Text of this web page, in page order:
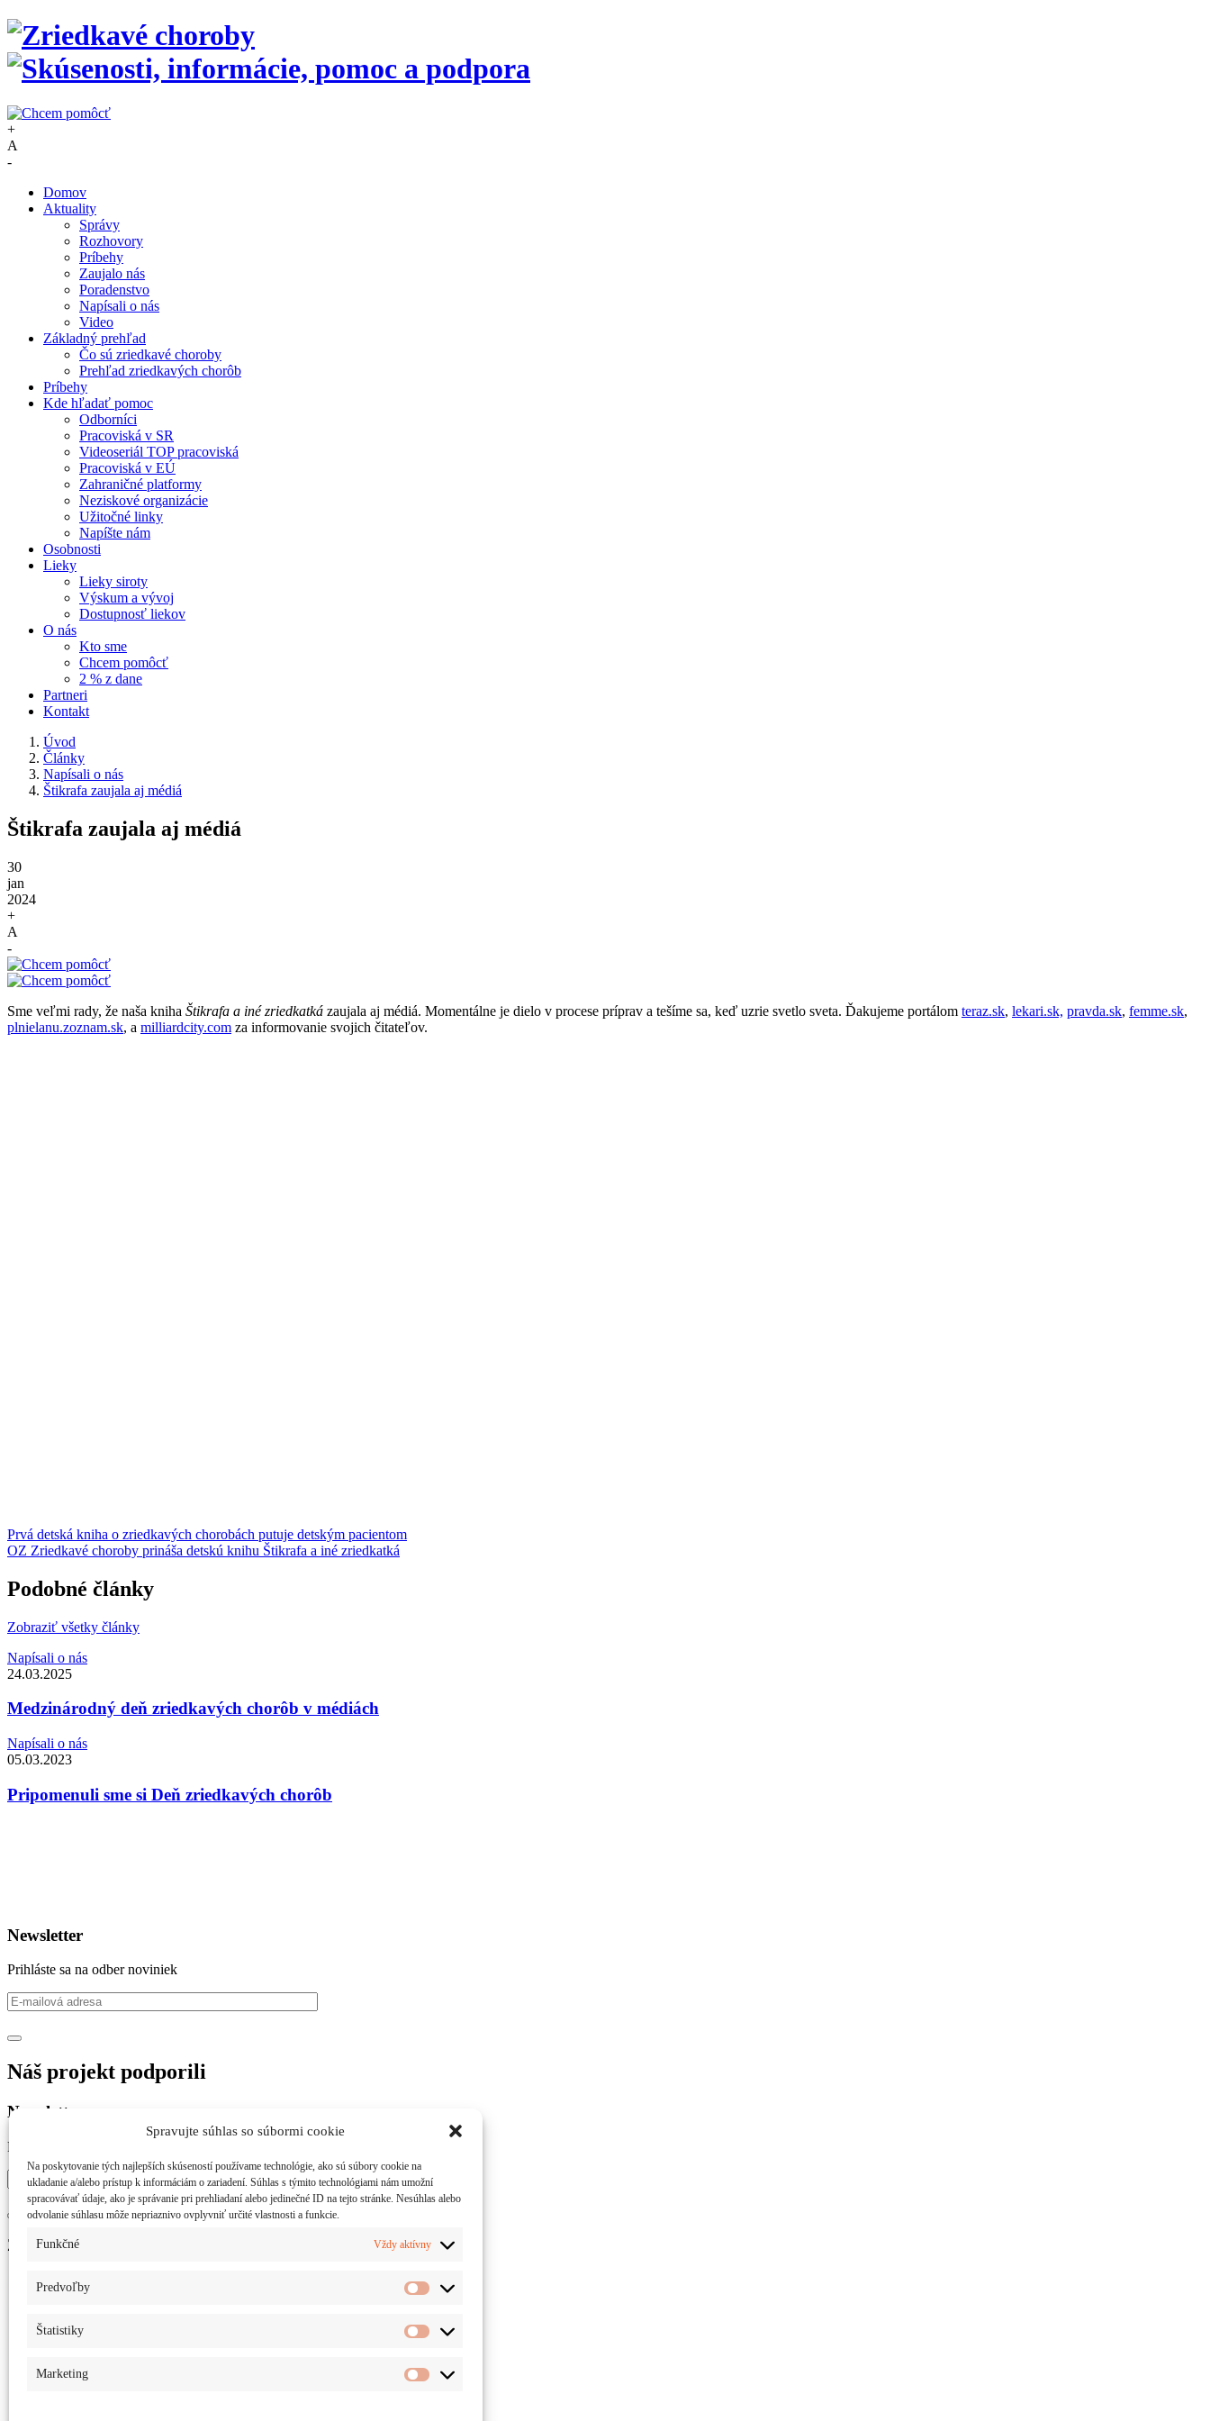
Spravujte súhlas so súbormi cookie
Na poskytovanie tých najlepších skúseností používame technológie, ako sú súbory cookie na
ukladanie a/alebo prístup k informáciám o zariadení. Súhlas s týmito technológiami nám umožní
spracovávať údaje, ako je správanie pri prehliadaní alebo jedinečné ID na tejto stránke. Nesúhlas alebo
odvolanie súhlasu môže nepriaznivo ovplyvniť určité vlastnosti a funkcie.
Funkčné Vždy aktívny
Predvoľby
Štatistiky
Marketing
+
A
-
Domov
Aktuality
Správy
Rozhovory
Príbehy
Zaujalo nás
Poradenstvo
Napísali o nás
Video
Základný prehľad
Čo sú zriedkavé choroby
Prehľad zriedkavých chorôb
Príbehy
Kde hľadať pomoc
Odborníci
Pracoviská v SR
Videoseriál TOP pracoviská
Pracoviská v EÚ
Zahraničné platformy
Neziskové organizácie
Užitočné linky
Napíšte nám
Osobnosti
Lieky
Lieky siroty
Výskum a vývoj
Dostupnosť liekov
O nás
Kto sme
Chcem pomôcť
2 % z dane
Partneri
Kontakt
Úvod
Články
Napísali o nás
Štikrafa zaujala aj médiá
Štikrafa zaujala aj médiá
30
jan
2024
+
A
-
Sme veľmi rady, že naša kniha Štikrafa a iné zriedkatká zaujala aj médiá. Momentálne je dielo v procese príprav a tešíme sa, keď uzrie svetlo sveta. Ďakujeme portálom teraz.sk, lekari.sk, pravda.sk, femme.sk,
plnielanu.zoznam.sk, a milliardcity.com za informovanie svojich čitateľov.
Prvá detská kniha o zriedkavých chorobách putuje detským pacientom
OZ Zriedkavé choroby prináša detskú knihu Štikrafa a iné zriedkatká
Podobné články
Zobraziť všetky články
Napísali o nás
24.03.2025
Medzinárodný deň zriedkavých chorôb v médiách
Napísali o nás
05.03.2023
Pripomenuli sme si Deň zriedkavých chorôb
Newsletter
Prihláste sa na odber noviniek
Náš projekt podporili
Newsletter
Prihláste sa na odber noviniek
Základné informácie
Aktuality
Príbehy pacientov
Pracoviská v SR